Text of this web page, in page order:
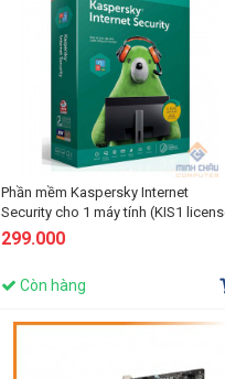
Phần mềm Kaspersky Internet
Security cho 1 máy tính (KIS1
299.000
Còn hàng